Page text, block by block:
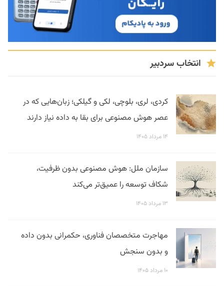
انتخاب سردبیر
کردی، لری، بلوچی، لکی و گیلکی؛ زبان‌هایی که در
عصر هوش مصنوعی برای بقا به داده نیاز دارند
۱۴ مرداد ۱۴۰۵
سازمان ملل: هوش مصنوعی بدون ظرفیت،
شکاف توسعه را عمیق‌تر می‌کند
۱۳ مرداد ۱۴۰۵
مهاجرت متخصصان فناوری، حکمرانی بدون داده
و بدون سنجش
۱۰ مرداد ۱۴۰۵